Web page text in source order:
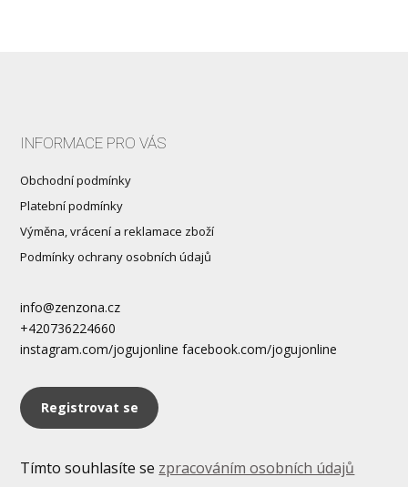
INFORMACE PRO VÁS
Obchodní podmínky
Platební podmínky
Výměna, vrácení a reklamace zboží
Podmínky ochrany osobních údajů
info@zenzona.cz
+420736224660
instagram.com/jogujonline facebook.com/jogujonline
Registrovat se
Tímto souhlasíte se zpracováním osobních údajů